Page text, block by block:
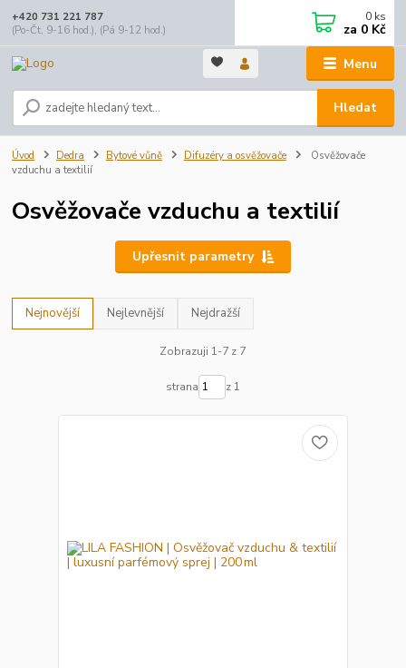
Menu
Hledat
+420 731 221 787
(Po-Čt, 9-16 hod.), (Pá 9-12 hod.)
0 ks
za 0 Kč
Úvod Dedra Bytové vůně Difuzéry a osvěžovače
Osvěžovače
vzduchu a textilií
Osvěžovače vzduchu a textilií
Upřesnit parametry
Nejnovější Nejlevnější Nejdražší
Zobrazuji 1-7 z 7
strana z 1